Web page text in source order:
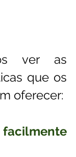
ver as
que os
oferecer: